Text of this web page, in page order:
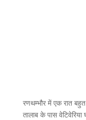
रणथम्भौर में एक रात
तालाब के पास